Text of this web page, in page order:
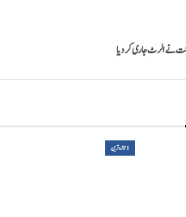
1تازہ ترین